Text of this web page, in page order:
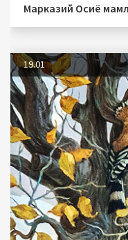
Марказий Осиё
19.01